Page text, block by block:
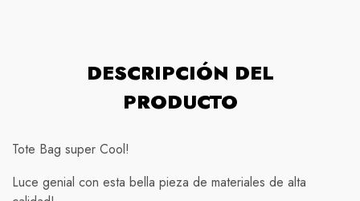
DESCRIPCIÓN DEL
PRODUCTO
Tote Bag super Cool!
Luce genial con esta bella pieza de materiales de alta
Compra protegida
completamente satisfecho con su compra, tiene 7 días a
partir de la fecha de entrega para solicitar una
devolución o cambio.
Debido a las precauciones tomadas para prevenir la
propagación del COVID-19, nuestra política de envío ha